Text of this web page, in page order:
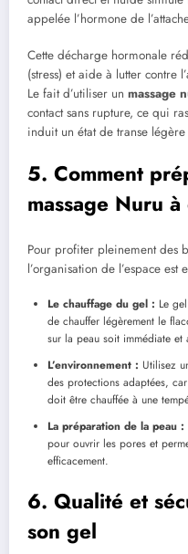
appelée l’hormone de
Cette décharge hormonale
(stress) et aide à lutter contre
Le fait d’utiliser un massage
contact sans rupture, ce qui
induit un état de transe
5. Comment
massage Nuru
Pour profiter pleinement des
l’organisation de l’espace est
Le chauffage du gel : Le
de chauffer légèrement le
sur la peau soit immédiate et
L’environnement : Utilisez
des protections adaptées,
doit être chauffée à une
La préparation de la peau :
pour ouvrir les pores et
efficacement.
6. Qualité et
son gel